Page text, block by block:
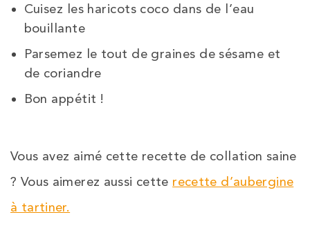
Cuisez les haricots coco dans de l’eau
bouillante
Parsemez le tout de graines de sésame et
de coriandre
Bon appétit !
Vous avez aimé cette recette de collation saine
? Vous aimerez aussi cette recette d’aubergine
à tartiner.